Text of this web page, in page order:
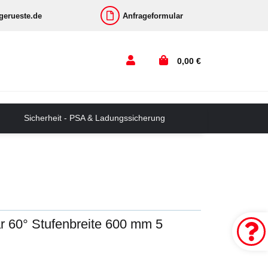
Anfrageformular
0,00 €
Sicherheit - PSA & Ladungssicherung
60° Stufenbreite 600 mm 5